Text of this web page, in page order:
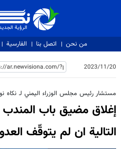
الرؤية الجديدة
الرؤية
من نحن اتصل بنا الفارسية
2023/11/20
مستشار رئیس مجلس الوزراء اليمني لـ نكاه
إغلاق مضيق باب المندب
التالية ان لم يتوقّف